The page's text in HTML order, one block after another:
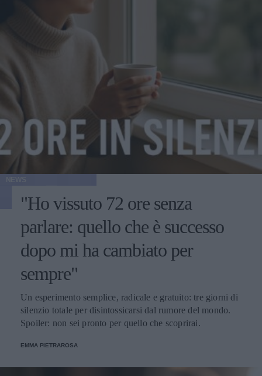
"Ho vissuto 72 ore senza
parlare: quello che è successo
dopo mi ha cambiato per
sempre"
Un esperimento semplice, radicale e gratuito: tre giorni di
silenzio totale per disintossicarsi dal rumore del mondo.
Spoiler: non sei pronto per quello che scoprirai.
EMMA PIETRAROSA